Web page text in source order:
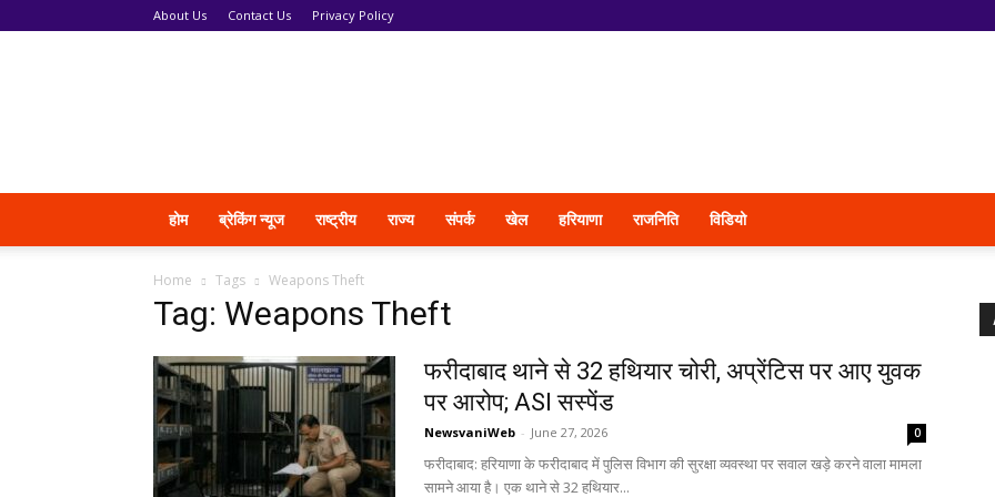
About Us Contact Us Privacy Policy
होम ब्रेकिंग न्यूज राष्ट्रीय राज्य संपर्क खेल हरियाणा राजनिति विडियो
Home Tags Weapons Theft
Tag: Weapons Theft
फरीदाबाद थाने से 32 हथियार चोरी, अप्रेंटिस पर आए युवक
पर आरोप; ASI सस्पेंड
NewsvaniWeb - June 27, 2026 0
फरीदाबाद: हरियाणा के फरीदाबाद में पुलिस विभाग की सुरक्षा व्यवस्था पर सवाल खड़े करने वाला मामला
सामने आया है। एक थाने से 32 हथियार...